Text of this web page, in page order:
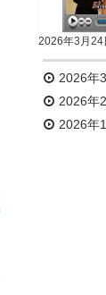
2026年
2026年
2026年